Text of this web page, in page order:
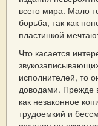
всего мира. Мало
борьба, так как
пластинкой
Что касается
исполнителей, то
доводами. Прежде
как незаконное
трудоемкий и